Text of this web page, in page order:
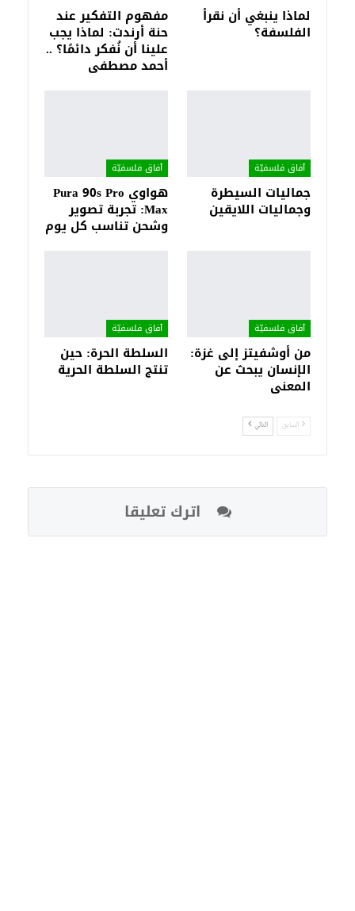
لماذا ينبغي أن نقرأ
الفلسفة؟
مفهوم التفكير عند
حنة أرندت: لماذا يجب
علينا أن نُفكر دائمًا؟ ..
أحمد مصطفى
آفاق فلسفيّة‎
جماليات السيطرة
وجماليات اللايقين
آفاق فلسفيّة‎
هواوي Pura 90s Pro
Max: تجربة تصوير
وشحن تناسب كل يوم
آفاق فلسفيّة‎
من أوشفيتز إلى غزة:
الإنسان يبحث عن
المعنى
آفاق فلسفيّة‎
السلطة الحرة: حين
تنتج السلطة الحرية
السابق التالي
اترك تعليقا